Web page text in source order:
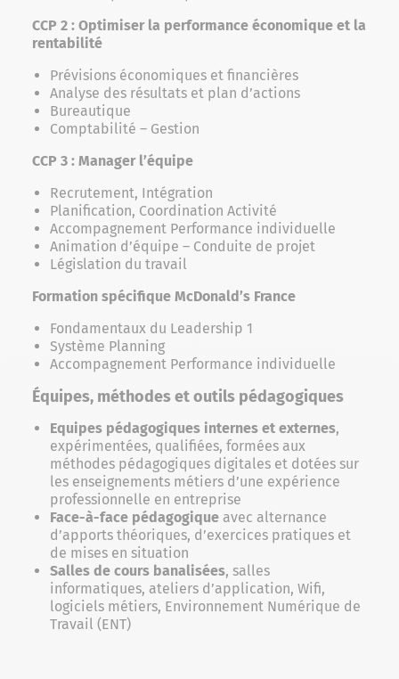
CCP 2 : Optimiser la performance économique et la
rentabilité
Prévisions économiques et financières
Analyse des résultats et plan d’actions
Bureautique
Comptabilité – Gestion
CCP 3 : Manager l’équipe
Recrutement, Intégration
Planification, Coordination Activité
Accompagnement Performance individuelle
Animation d’équipe – Conduite de projet
Législation du travail
Formation spécifique McDonald’s France
Fondamentaux du Leadership 1
Système Planning
Accompagnement Performance individuelle
Équipes, méthodes et outils pédagogiques
Equipes pédagogiques internes et externes,
expérimentées, qualifiées, formées aux
méthodes pédagogiques digitales et dotées sur
les enseignements métiers d’une expérience
professionnelle en entreprise
Face-à-face pédagogique avec alternance
d’apports théoriques, d’exercices pratiques et
de mises en situation
Salles de cours banalisées, salles
informatiques, ateliers d’application, Wifi,
logiciels métiers, Environnement Numérique de
Travail (ENT)